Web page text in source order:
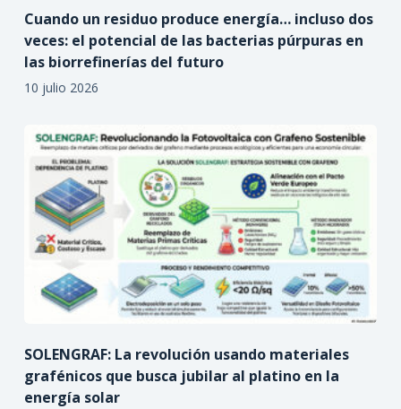
Cuando un residuo produce energía… incluso dos
veces: el potencial de las bacterias púrpuras en
las biorrefinerías del futuro
10 julio 2026
SOLENGRAF: La revolución usando materiales
grafénicos que busca jubilar al platino en la
energía solar